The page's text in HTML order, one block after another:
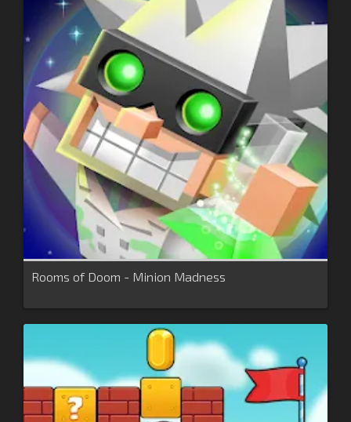
Rooms of Doom - Minion Madness